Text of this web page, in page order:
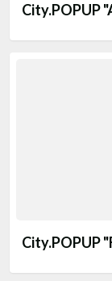
City.POPUP
City.POPUP